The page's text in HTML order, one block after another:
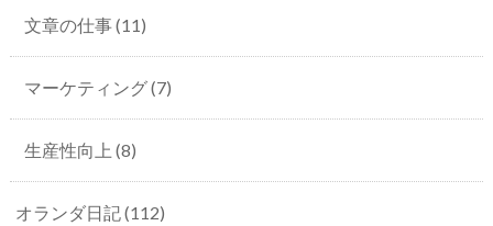
文章の仕事(11)
マーケティング(7)
生産性向上 (8)
オランダ日記(112)